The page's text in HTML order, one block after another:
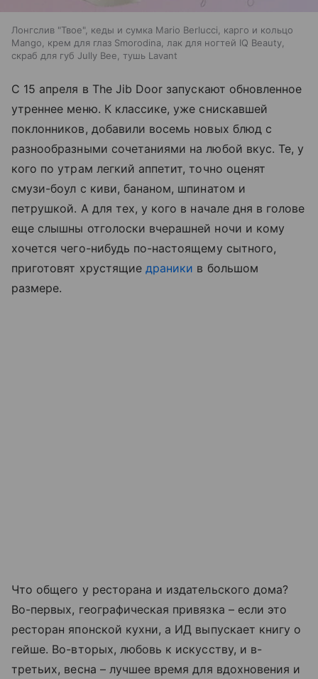
Лонгслив "Твое", кеды и сумка Mario Berlucci, карго и кольцо
Mango, крем для глаз Smorodina, лак для ногтей IQ Beauty,
скраб для губ Jully Bee, тушь Lavant
С 15 апреля в The Jib Door запускают обновленное
утреннее меню. К классике, уже снискавшей
поклонников, добавили восемь новых блюд с
разнообразными сочетаниями на любой вкус. Те, у
кого по утрам легкий аппетит, точно оценят
смузи-боул с киви, бананом, шпинатом и
петрушкой. А для тех, у кого в начале дня в голове
еще слышны отголоски вчерашней ночи и кому
хочется чего-нибудь по-настоящему сытного,
приготовят хрустящиедраники в большом
размере.
Что общего у ресторана и издательского дома?
Во-первых, географическая привязка – если это
ресторан японской кухни, а ИД выпускает книгу о
гейше. Во-вторых, любовь к искусству, и в-
третьих, весна – лучшее время для вдохновения и